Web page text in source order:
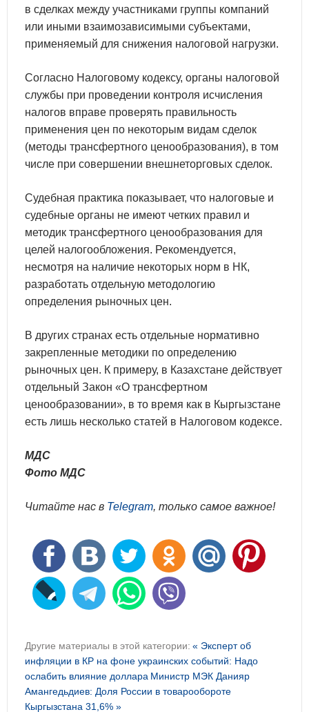
в сделках между участниками группы компаний
или иными взаимозависимыми субъектами,
применяемый для снижения налоговой нагрузки.
Согласно Налоговому кодексу, органы налоговой
службы при проведении контроля исчисления
налогов вправе проверять правильность
применения цен по некоторым видам сделок
(методы трансфертного ценообразования), в том
числе при совершении внешнеторговых сделок.
Судебная практика показывает, что налоговые и
судебные органы не имеют четких правил и
методик трансфертного ценообразования для
целей налогообложения. Рекомендуется,
несмотря на наличие некоторых норм в НК,
разработать отдельную методологию
определения рыночных цен.
В других странах есть отдельные нормативно
закрепленные методики по определению
рыночных цен. К примеру, в Казахстане действует
отдельный Закон «О трансфертном
ценообразовании», в то время как в Кыргызстане
есть лишь несколько статей в Налоговом кодексе.
МДС
Фото МДС
Читайте нас в Telegram, только самое важное!
Другие материалы в этой категории: « Эксперт об
инфляции в КР на фоне украинских событий: Надо
ослабить влияние доллара Министр МЭК Данияр
Амангедьдиев: Доля России в товарообороте
Кыргызстана 31,6% »